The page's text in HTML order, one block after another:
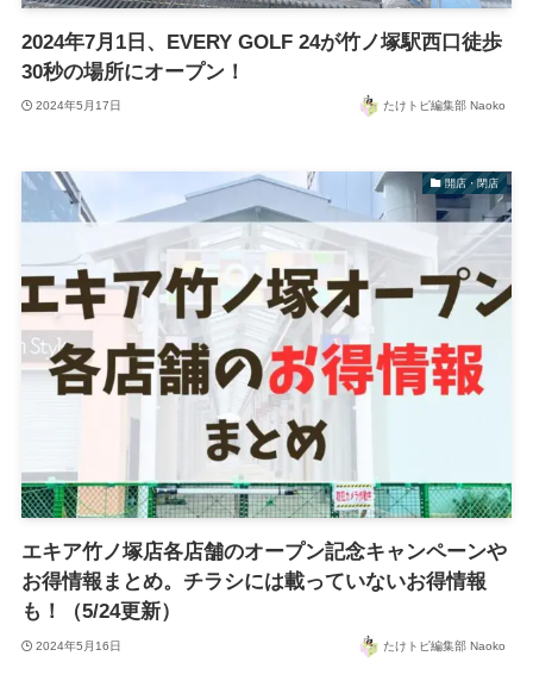
2024年7月1日、EVERY GOLF 24が竹ノ塚駅西口徒歩
30秒の場所にオープン！
2024年5月17日 たけトピ編集部 Naoko
開店・閉店
エキア竹ノ塚店各店舗のオープン記念キャンペーンや
お得情報まとめ。チラシには載っていないお得情報
も！（5/24更新）
2024年5月16日 たけトピ編集部 Naoko